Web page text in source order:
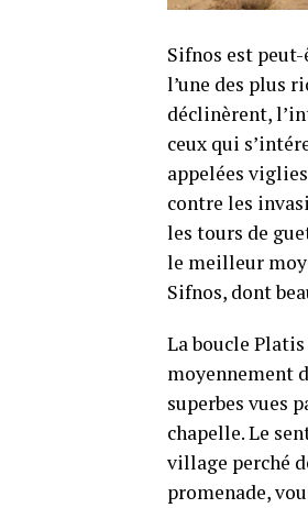
Sifnos est
l’une des plus
déclinèrent,
ceux qui
appelées
contre les
les tours de
le meilleur
Sifnos, dont
La boucle
moyennement
superbes vues
chapelle. Le
village perché
promenade,